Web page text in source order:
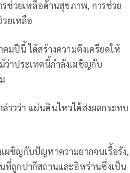
ช่วยเหลือด้านสุขภาพ, การช่วย
ยเหลือ
ปีนี้ ได้สร้างความตึงเครียดให้
ว่าประเทศนี้กำลังเผชิญกับ
าวว่า แผ่นดินไหวได้ส่งผลกระทบ
ผชิญกับปัญหาความยากจนเรื้อรัง,
ที่ถูกปากีสถานและอิหร่านซึ่งเป็น